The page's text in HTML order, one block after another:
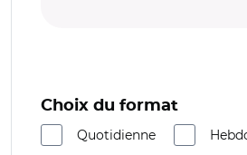
Choix du format
Quotidienne